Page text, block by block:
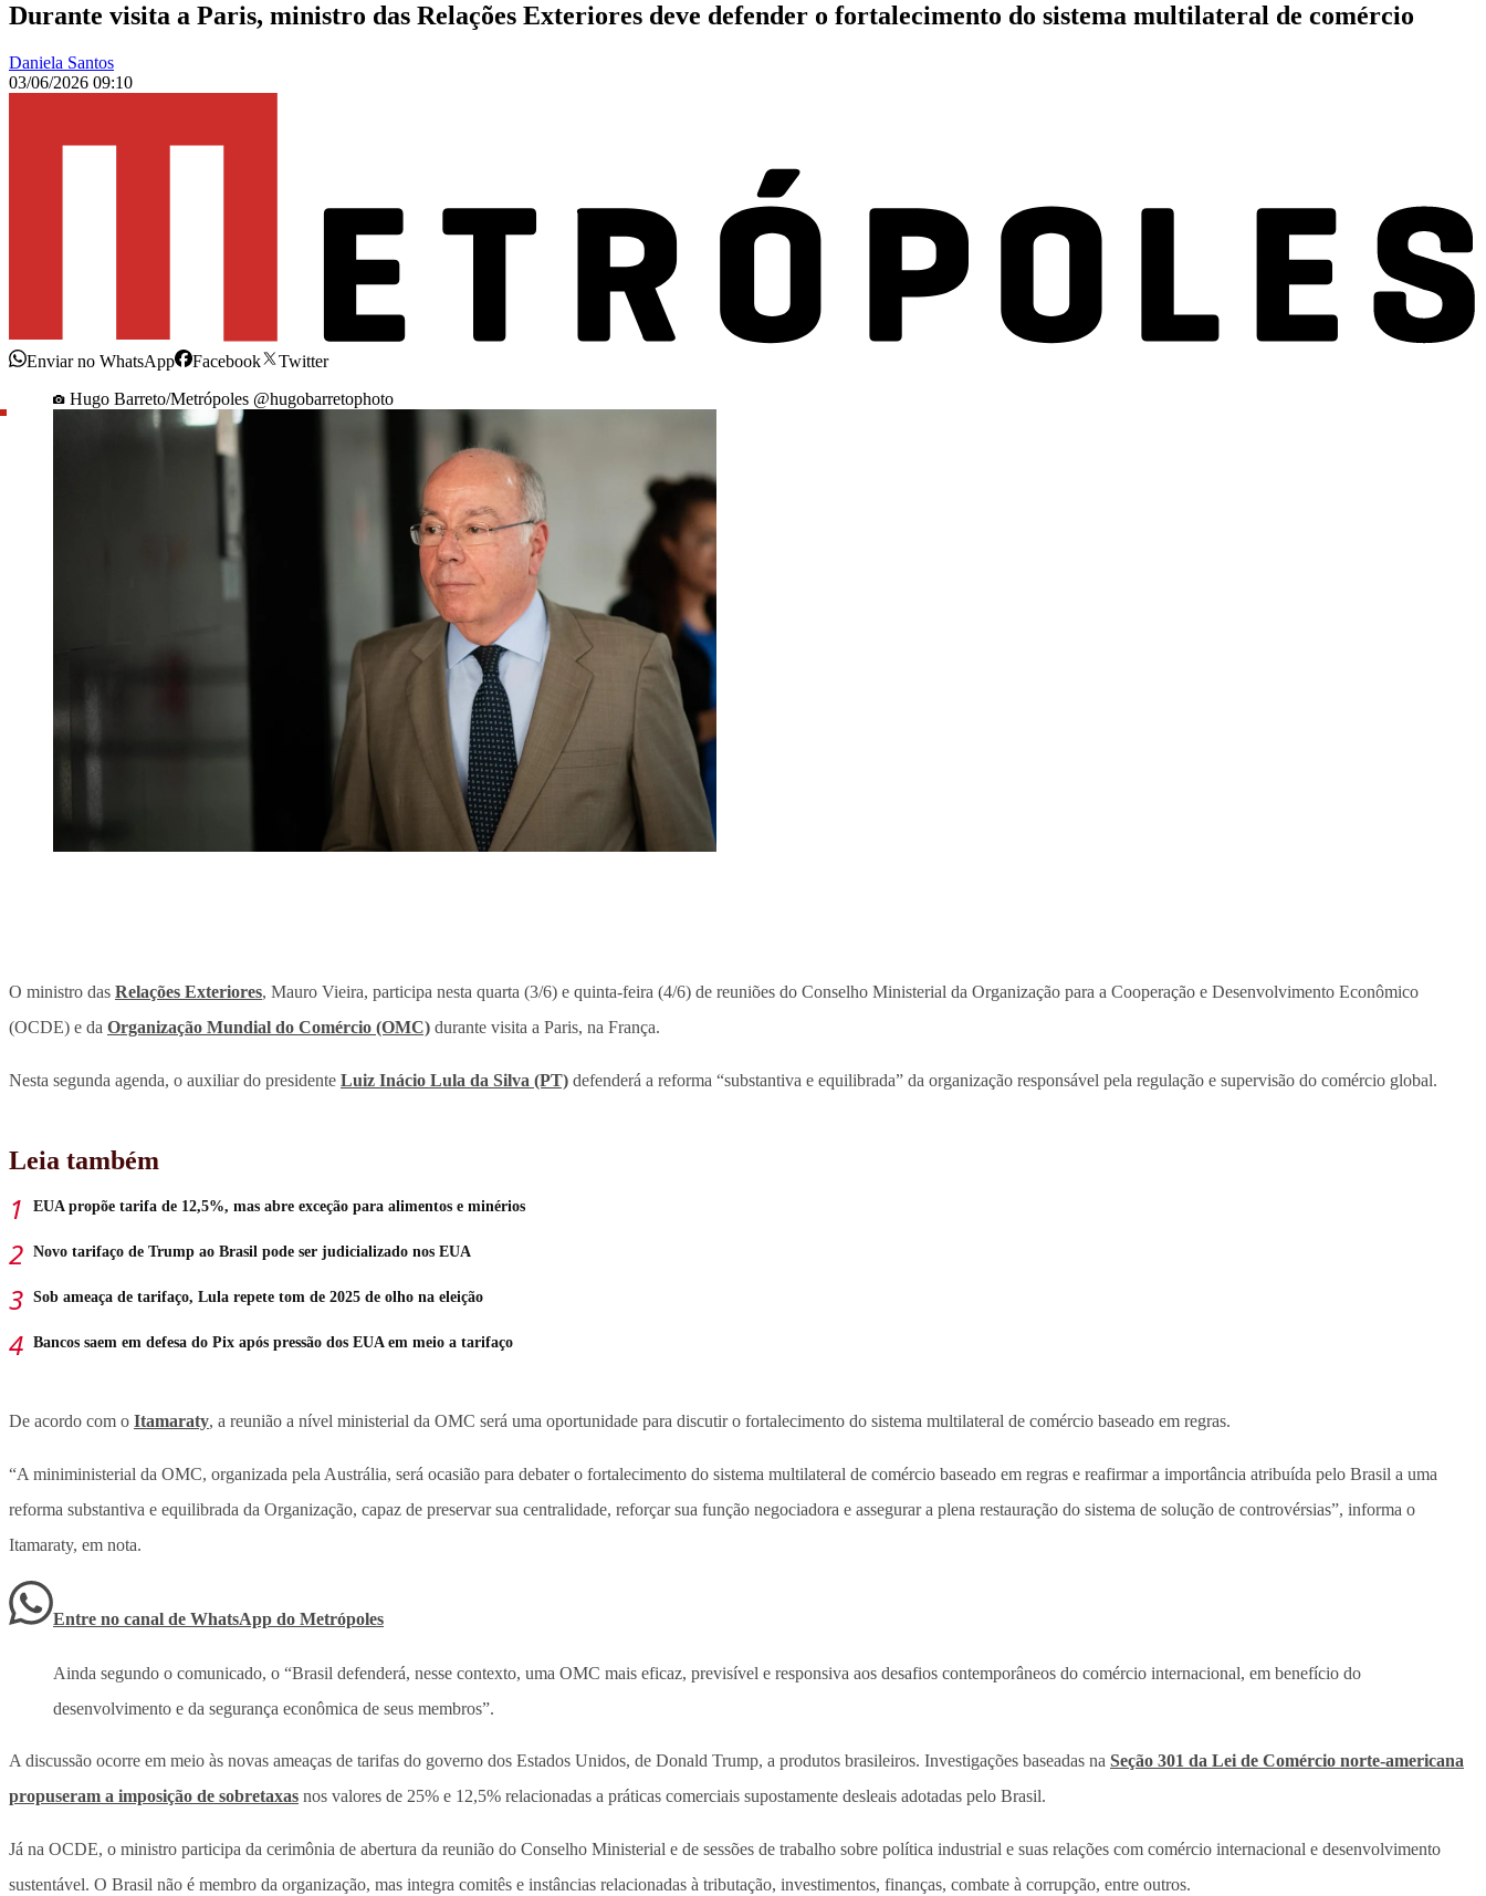
Durante visita a Paris, ministro das Relações Exteriores deve defender o fortalecimento do sistema multilateral de comércio
Daniela Santos
03/06/2026 09:10
Enviar no WhatsApp Facebook
Twitter
Hugo Barreto/Metrópoles @hugobarretophoto
O ministro das Relações Exteriores, Mauro Vieira, participa nesta quarta (3/6) e quinta-feira (4/6) de reuniões do Conselho Ministerial da Organização para a Cooperação e Desenvolvimento Econômico
(OCDE) e da Organização Mundial do Comércio (OMC) durante visita a Paris, na França.
Nesta segunda agenda, o auxiliar do presidente Luiz Inácio Lula da Silva (PT) defenderá a reforma “substantiva e equilibrada” da organização responsável pela regulação e supervisão do comércio global.
Leia também
EUA propõe tarifa de 12,5%, mas abre exceção para alimentos e minérios
Novo tarifaço de Trump ao Brasil pode ser judicializado nos EUA
Sob ameaça de tarifaço, Lula repete tom de 2025 de olho na eleição
Bancos saem em defesa do Pix após pressão dos EUA em meio a tarifaço
De acordo com o Itamaraty, a reunião a nível ministerial da OMC será uma oportunidade para discutir o fortalecimento do sistema multilateral de comércio baseado em regras.
“A miniministerial da OMC, organizada pela Austrália, será ocasião para debater o fortalecimento do sistema multilateral de comércio baseado em regras e reafirmar a importância atribuída pelo Brasil a uma
reforma substantiva e equilibrada da Organização, capaz de preservar sua centralidade, reforçar sua função negociadora e assegurar a plena restauração do sistema de solução de controvérsias”, informa o
Itamaraty, em nota.
Entre no canal de WhatsApp do Metrópoles
Ainda segundo o comunicado, o “Brasil defenderá, nesse contexto, uma OMC mais eficaz, previsível e responsiva aos desafios contemporâneos do comércio internacional, em benefício do
desenvolvimento e da segurança econômica de seus membros”.
A discussão ocorre em meio às novas ameaças de tarifas do governo dos Estados Unidos, de Donald Trump, a produtos brasileiros. Investigações baseadas na Seção 301 da Lei de Comércio norte-americana
propuseram a imposição de sobretaxas nos valores de 25% e 12,5% relacionadas a práticas comerciais supostamente desleais adotadas pelo Brasil.
Já na OCDE, o ministro participa da cerimônia de abertura da reunião do Conselho Ministerial e de sessões de trabalho sobre política industrial e suas relações com comércio internacional e desenvolvimento
sustentável. O Brasil não é membro da organização, mas integra comitês e instâncias relacionadas à tributação, investimentos, finanças, combate à corrupção, entre outros.